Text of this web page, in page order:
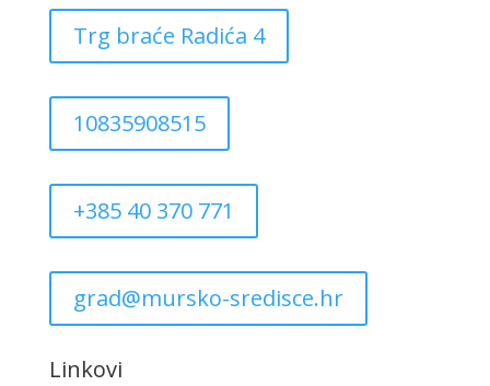
Trg braće Radića 4
10835908515
+385 40 370 771
grad@mursko-sredisce.hr
Linkovi